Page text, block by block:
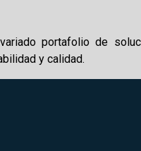
portafolio de
y calidad.